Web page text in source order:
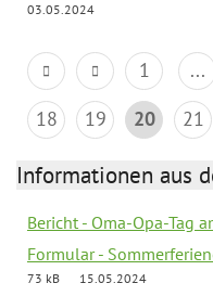
03.05.2024
1 ...
18
19 20 21
Informationen aus
Bericht - Oma-Opa-Tag
Formular -
73 kB
15.05.2024